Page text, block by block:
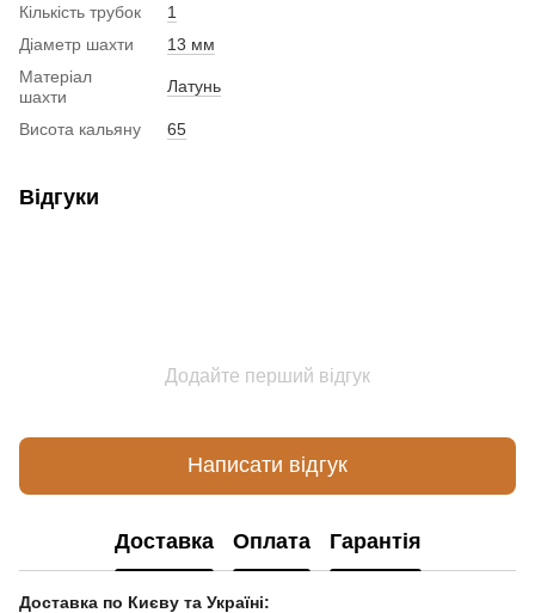
Кількість трубок
1
Діаметр шахти
13 мм
Матеріал
шахти
Латунь
Висота кальяну 65
Відгуки
Додайте перший відгук
Написати відгук
Доставка Оплата Гарантія
Доставка по Києву та Україні: